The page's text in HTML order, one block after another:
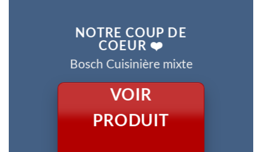
NOTRE COUP DE
COEUR ❤️
Bosch Cuisinière mixte
VOIR
PRODUIT